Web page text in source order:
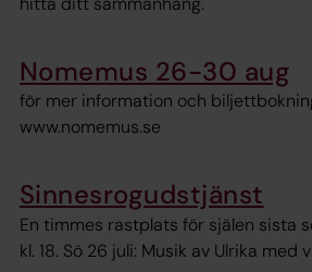
Nomemus 26-30 aug
för mer information och
www.nomemus.se
Sinnesrogudstjänst
En timmes rastplats för själen sista
kl. 18. Sö 26 juli: Musik av Ulrika med